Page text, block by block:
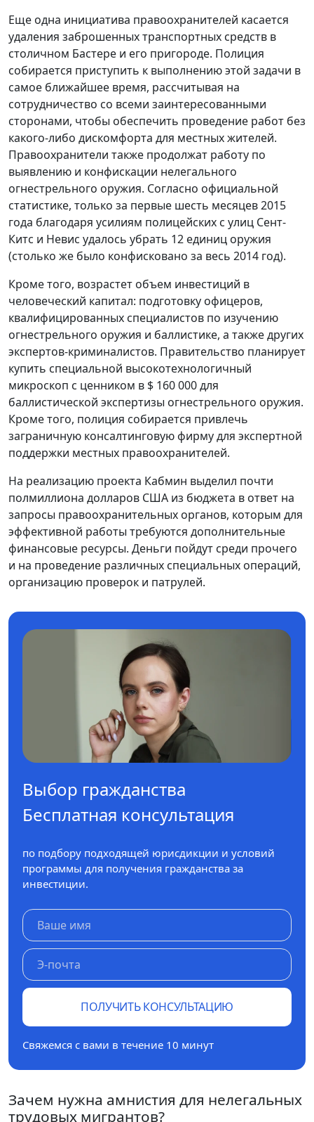
Еще одна инициатива правоохранителей касается
удаления заброшенных транспортных средств в
столичном Бастере и его пригороде. Полиция
собирается приступить к выполнению этой задачи в
самое ближайшее время, рассчитывая на
сотрудничество со всеми заинтересованными
сторонами, чтобы обеспечить проведение работ без
какого-либо дискомфорта для местных жителей.
Правоохранители также продолжат работу по
выявлению и конфискации нелегального
огнестрельного оружия. Согласно официальной
статистике, только за первые шесть месяцев 2015
года благодаря усилиям полицейских с улиц Сент-
Китс и Невис удалось убрать 12 единиц оружия
(столько же было конфисковано за весь 2014 год).
Кроме того, возрастет объем инвестиций в
человеческий капитал: подготовку офицеров,
квалифицированных специалистов по изучению
огнестрельного оружия и баллистике, а также других
экспертов-криминалистов. Правительство планирует
купить специальной высокотехнологичный
микроскоп с ценником в $ 160 000 для
баллистической экспертизы огнестрельного оружия.
Кроме того, полиция собирается привлечь
заграничную консалтинговую фирму для экспертной
поддержки местных правоохранителей.
На реализацию проекта Кабмин выделил почти
полмиллиона долларов США из бюджета в ответ на
запросы правоохранительных органов, которым для
эффективной работы требуются дополнительные
финансовые ресурсы. Деньги пойдут среди прочего
и на проведение различных специальных операций,
организацию проверок и патрулей.
Выбор гражданства
Бесплатная консультация
по подбору подходящей юрисдикции и условий
программы для получения гражданства за
инвестиции.
ПОЛУЧИТЬ КОНСУЛЬТАЦИЮ
Свяжемся с вами в течение 10 минут
Зачем нужна амнистия для нелегальных
трудовых мигрантов?